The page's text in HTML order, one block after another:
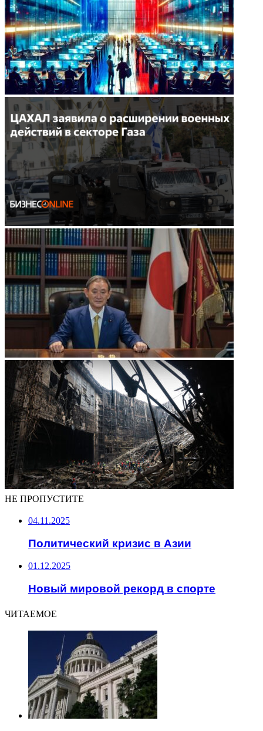
НЕ ПРОПУСТИТЕ
04.11.2025
Политический кризис в Азии
01.12.2025
Новый мировой рекорд в спорте
ЧИТАЕМОЕ